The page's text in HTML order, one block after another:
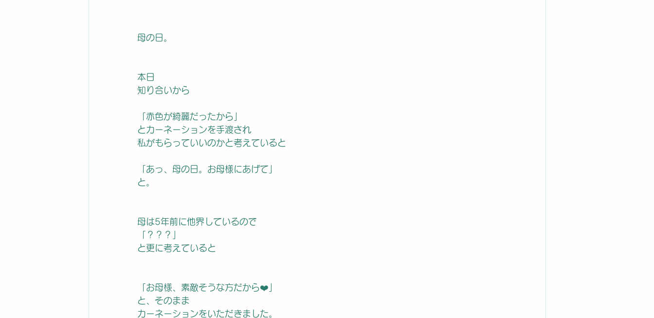
母の日。
本日
知り合いから
「赤色が綺麗だったから」
とカーネーションを手渡され
私がもらっていいのかと考えていると
「あっ、母の日。お母様にあげて」
と。
母は5年前に他界しているので
「？？？」
と更に考えていると
「お母様、素敵そうな方だから❤️」
と、そのまま
カーネーションをいただきました。